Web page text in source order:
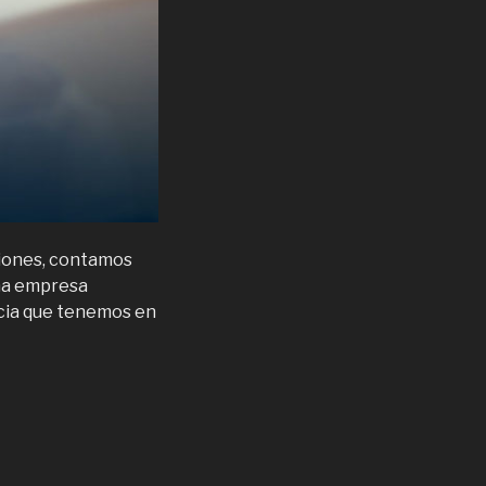
contamos
empresa
que tenemos en